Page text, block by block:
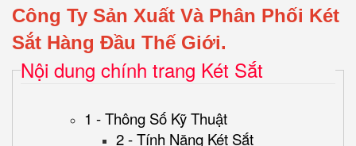
Công Ty Sản Xuất Và Phân Phối Két
Sắt Hàng Đầu Thế Giới.
Nội dung chính trang Két Sắt
1 - Thông Số Kỹ Thuật
2 - Tính Năng Két Sắt